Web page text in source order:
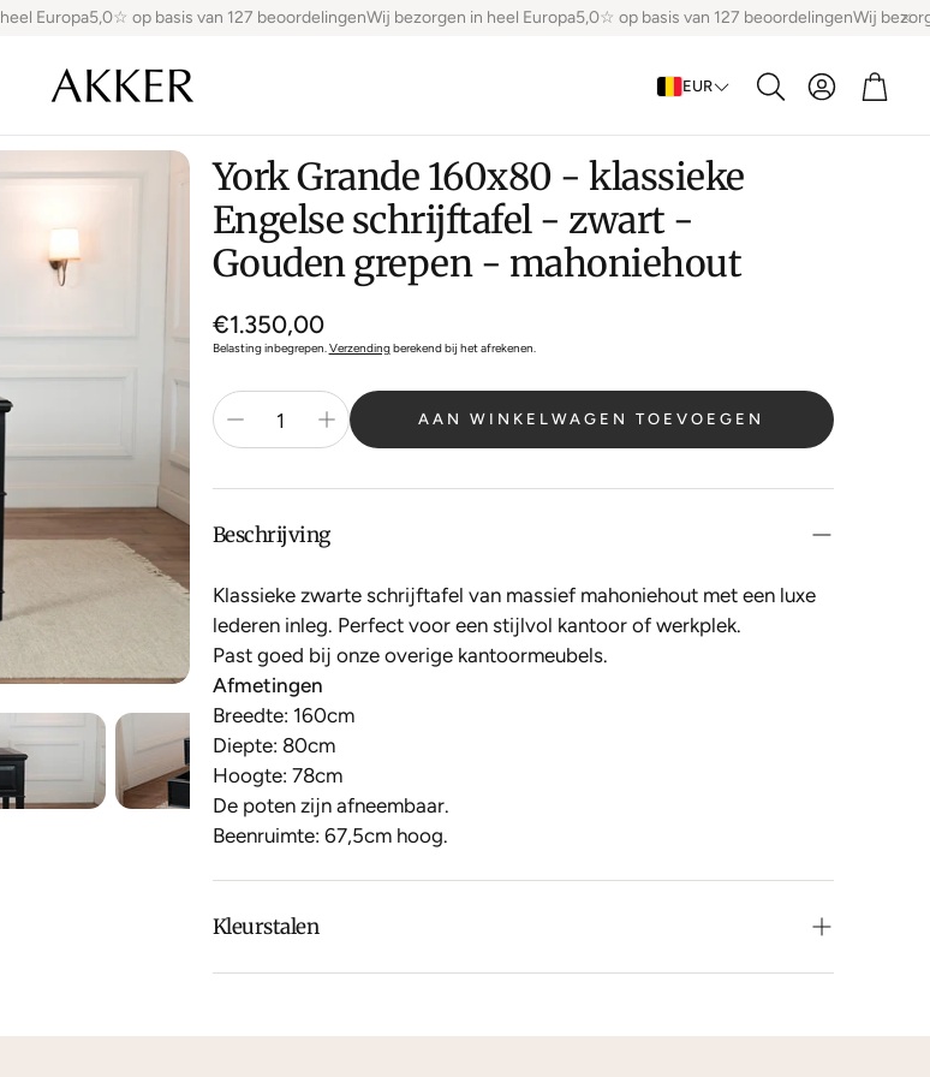
Europa5,0☆ op basis van 127 beoordelingenWij bezorgen in heel Europa5,0☆ op basis van 127 beoordelingenWij
EUR
Zoeken
Account
York Grande 160x80 - klassieke
Engelse schrijftafel - zwart -
Gouden grepen - mahoniehout
Normale
prijs
€1.350,00
Belasting inbegrepen.Verzendingberekend bij het afrekenen.
AAN WINKELWAGEN TOEVOEGEN
Beschrijving
Klassieke zwarte schrijftafel van massief mahoniehout met een luxe
lederen inleg. Perfect voor een stijlvol kantoor of werkplek.
Past goed bij onze overige kantoormeubels.
Afmetingen
Breedte: 160cm
Diepte: 80cm
Hoogte: 78cm
De poten zijn afneembaar.
Beenruimte: 67,5cm hoog.
Kleurstalen